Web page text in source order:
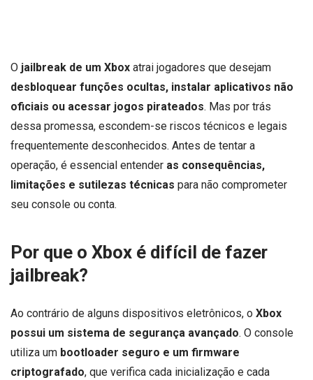
O jailbreak de um Xbox atrai jogadores que desejam
desbloquear funções ocultas, instalar aplicativos não
oficiais ou acessar jogos pirateados. Mas por trás
dessa promessa, escondem-se riscos técnicos e legais
frequentemente desconhecidos. Antes de tentar a
operação, é essencial entender as consequências,
limitações e sutilezas técnicas para não comprometer
seu console ou conta.
Por que o Xbox é difícil de fazer
jailbreak?
Ao contrário de alguns dispositivos eletrônicos, o Xbox
possui um sistema de segurança avançado. O console
utiliza um bootloader seguro e um firmware
criptografado, que verifica cada inicialização e cada